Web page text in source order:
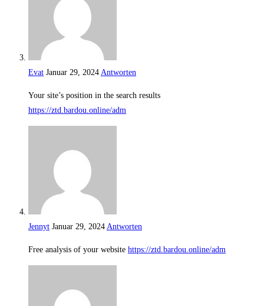
Evat Januar 29, 2024 Antworten
Your site’s position in the search results
https://ztd.bardou.online/adm
Jennyt Januar 29, 2024 Antworten
Free analysis of your website https://ztd.bardou.online/adm